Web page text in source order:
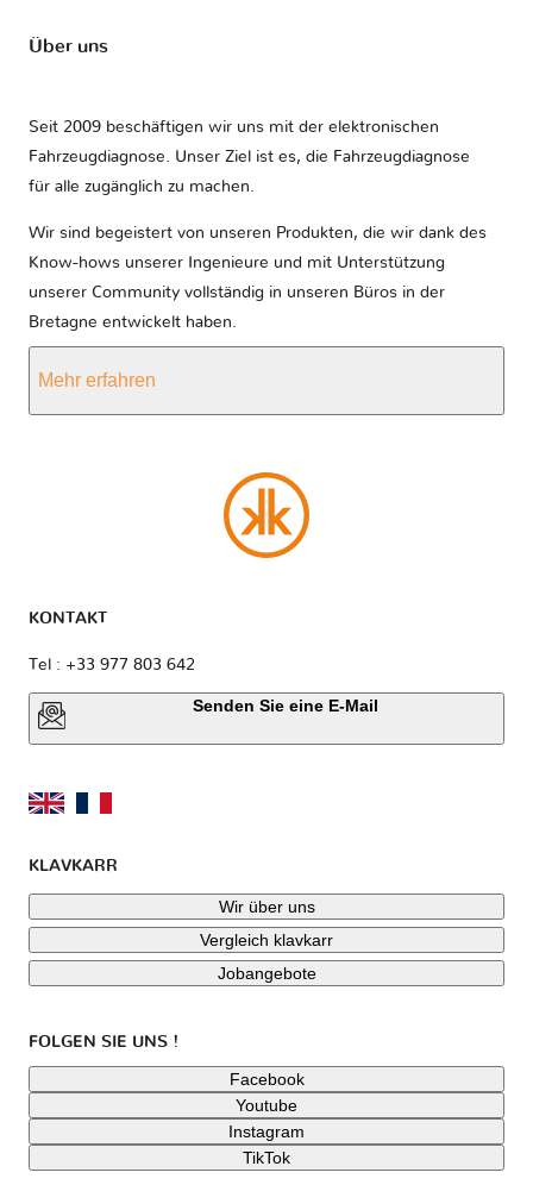
Über uns
Seit 2009 beschäftigen wir uns mit der elektronischen
Fahrzeugdiagnose. Unser Ziel ist es, die Fahrzeugdiagnose
für alle zugänglich zu machen.
Wir sind begeistert von unseren Produkten, die wir dank des
Know-hows unserer Ingenieure und mit Unterstützung
unserer Community vollständig in unseren Büros in der
Bretagne entwickelt haben.
Mehr erfahren
KONTAKT
Tel : +33 977 803 642
Senden Sie eine E-Mail
KLAVKARR
Wir über uns
Vergleich klavkarr
Jobangebote
FOLGEN SIE UNS !
Facebook
Youtube
Instagram
TikTok